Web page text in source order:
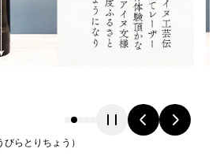
びらとりちょう ）